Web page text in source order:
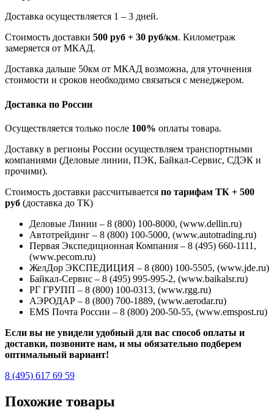
Доставка осуществляется 1 – 3 дней.
Стоимость доставки 500 руб + 30 руб/км. Километраж
замеряется от МКАД.
Доставка дальше 50км от МКАД возможна, для уточнения
стоимости и сроков необходимо связаться с менеджером.
Доставка по России
Осуществляется только после 100% оплаты товара.
Доставку в регионы России осуществляем транспортными
компаниями (Деловые линии, ПЭК, Байкал-Сервис, СДЭК и
прочими).
Стоимость доставки рассчитывается по тарифам ТК + 500
руб (доставка до ТК)
Деловые Линии – 8 (800) 100-8000, (www.dellin.ru)
Автотрейдинг – 8 (800) 100-5000, (www.autotrading.ru)
Первая Экспедиционная Компания – 8 (495) 660-1111,
(www.pecom.ru)
ЖелДор ЭКСПЕДИЦИЯ – 8 (800) 100-5505, (www.jde.ru)
Байкал-Сервис – 8 (495) 995-995-2, (www.baikalsr.ru)
РГ ГРУПП – 8 (800) 100-0313, (www.rgg.ru)
АЭРОДАР – 8 (800) 700-1889, (www.aerodar.ru)
EMS Почта России – 8 (800) 200-50-55, (www.emspost.ru)
Если вы не увидели удобный для вас способ оплаты и
доставки, позвоните нам, и мы обязательно подберем
оптимальный вариант!
8 (495) 617 69 59
Похожие товары